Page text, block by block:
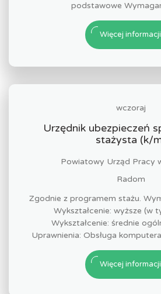
podstawowe
Więcej informacji
wczoraj
Urzędnik ubezpieczeń
stażysta (k/
Powiatowy Urząd Pracy
Radom
Zgodnie z programem stażu.
Wykształcenie: wyższe (w
Wykształcenie: średnie
Uprawnienia: Obsługa
Więcej informacji